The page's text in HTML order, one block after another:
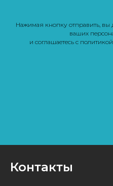
Нажимая кнопку отправить, вы
ваших
и соглашаетесь с
Контакты